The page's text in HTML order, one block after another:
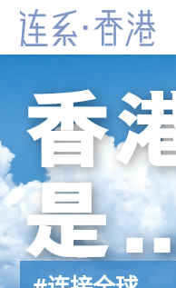
跳到主要内容
连系‧香港
#连接全球